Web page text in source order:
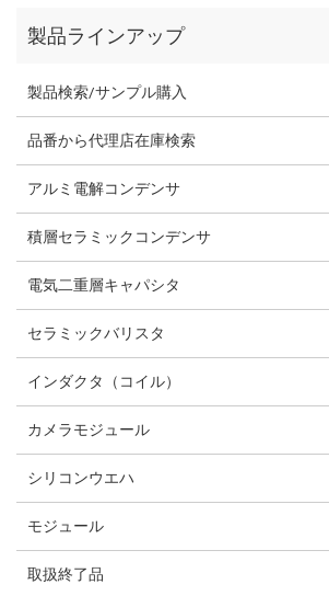
製品ラインアップ
製品検索/サンプル購入
品番から代理店在庫検索
アルミ電解コンデンサ
積層セラミックコンデンサ
電気二重層キャパシタ
セラミックバリスタ
インダクタ（コイル）
カメラモジュール
シリコンウエハ
モジュール
取扱終了品